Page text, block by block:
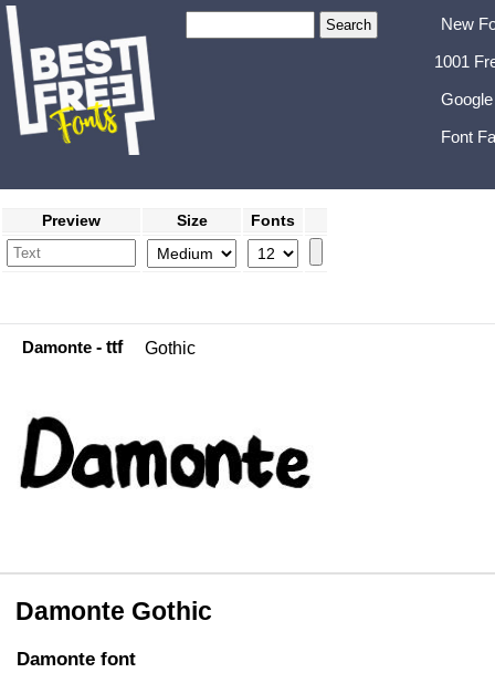
New
1001
Font
Preview Size Fonts
Damonte - ttf Gothic
Damonte Gothic
Damonte font